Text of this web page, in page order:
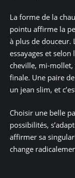
La forme de la
pointu affirme la
à plus de douceur.
essayages et
cheville, mi-mollet,
finale. Une paire
un jean slim, et
Choisir une belle
possibilités,
affirmer sa
change